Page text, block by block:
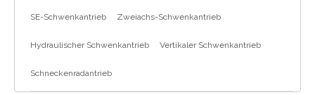
SE-Schwenkantrieb Zweiachs-Schwenkantrieb
Hydraulischer Schwenkantrieb Vertikaler Schwenkantrieb
Schneckenradantrieb